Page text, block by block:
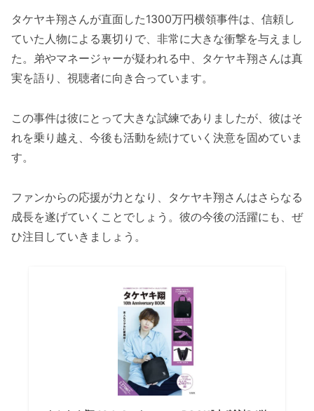
タケヤキ翔さんが直面した1300万円横領事件は、信頼し
ていた人物による裏切りで、非常に大きな衝撃を与えまし
た。弟やマネージャーが疑われる中、タケヤキ翔さんは真
実を語り、視聴者に向き合っています。
この事件は彼にとって大きな試練でありましたが、彼はそ
れを乗り越え、今後も活動を続けていく決意を固めていま
す。
ファンからの応援が力となり、タケヤキ翔さんはさらなる
成長を遂げていくことでしょう。彼の今後の活躍にも、ぜ
ひ注目していきましょう。